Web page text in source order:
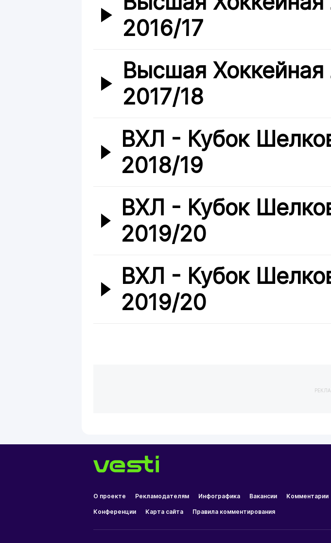
2016/17
Высшая Хоккейная
2017/18
ВХЛ - Кубок
2018/19
ВХЛ - Кубок
2019/20
ВХЛ - Кубок
2019/20
О проекте Рекламодателям Инфографика Вакансии Комментарии
Конференции Карта сайта Правила комментирования